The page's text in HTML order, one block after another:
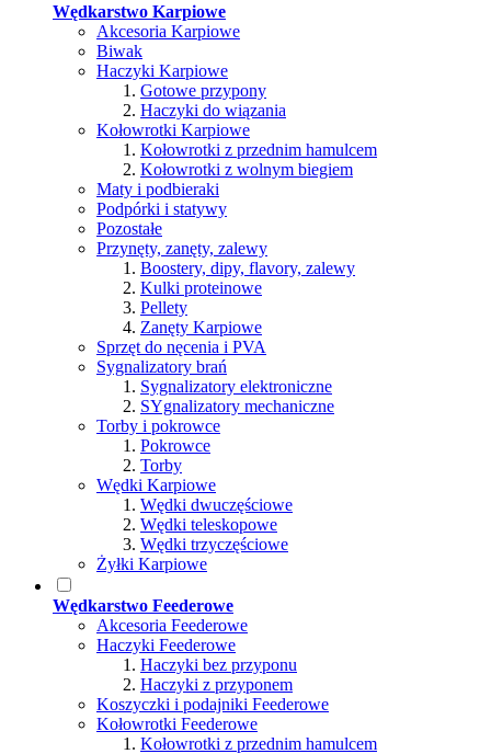
Wędkarstwo Karpiowe
Akcesoria Karpiowe
Biwak
Haczyki Karpiowe
Gotowe przypony
Haczyki do wiązania
Kołowrotki Karpiowe
Kołowrotki z przednim hamulcem
Kołowrotki z wolnym biegiem
Maty i podbieraki
Podpórki i statywy
Pozostałe
Przynęty, zanęty, zalewy
Boostery, dipy, flavory, zalewy
Kulki proteinowe
Pellety
Zanęty Karpiowe
Sprzęt do nęcenia i PVA
Sygnalizatory brań
Sygnalizatory elektroniczne
SYgnalizatory mechaniczne
Torby i pokrowce
Pokrowce
Torby
Wędki Karpiowe
Wędki dwuczęściowe
Wędki teleskopowe
Wędki trzyczęściowe
Żyłki Karpiowe
Wędkarstwo Feederowe
Akcesoria Feederowe
Haczyki Feederowe
Haczyki bez przyponu
Haczyki z przyponem
Koszyczki i podajniki Feederowe
Kołowrotki Feederowe
Kołowrotki z przednim hamulcem